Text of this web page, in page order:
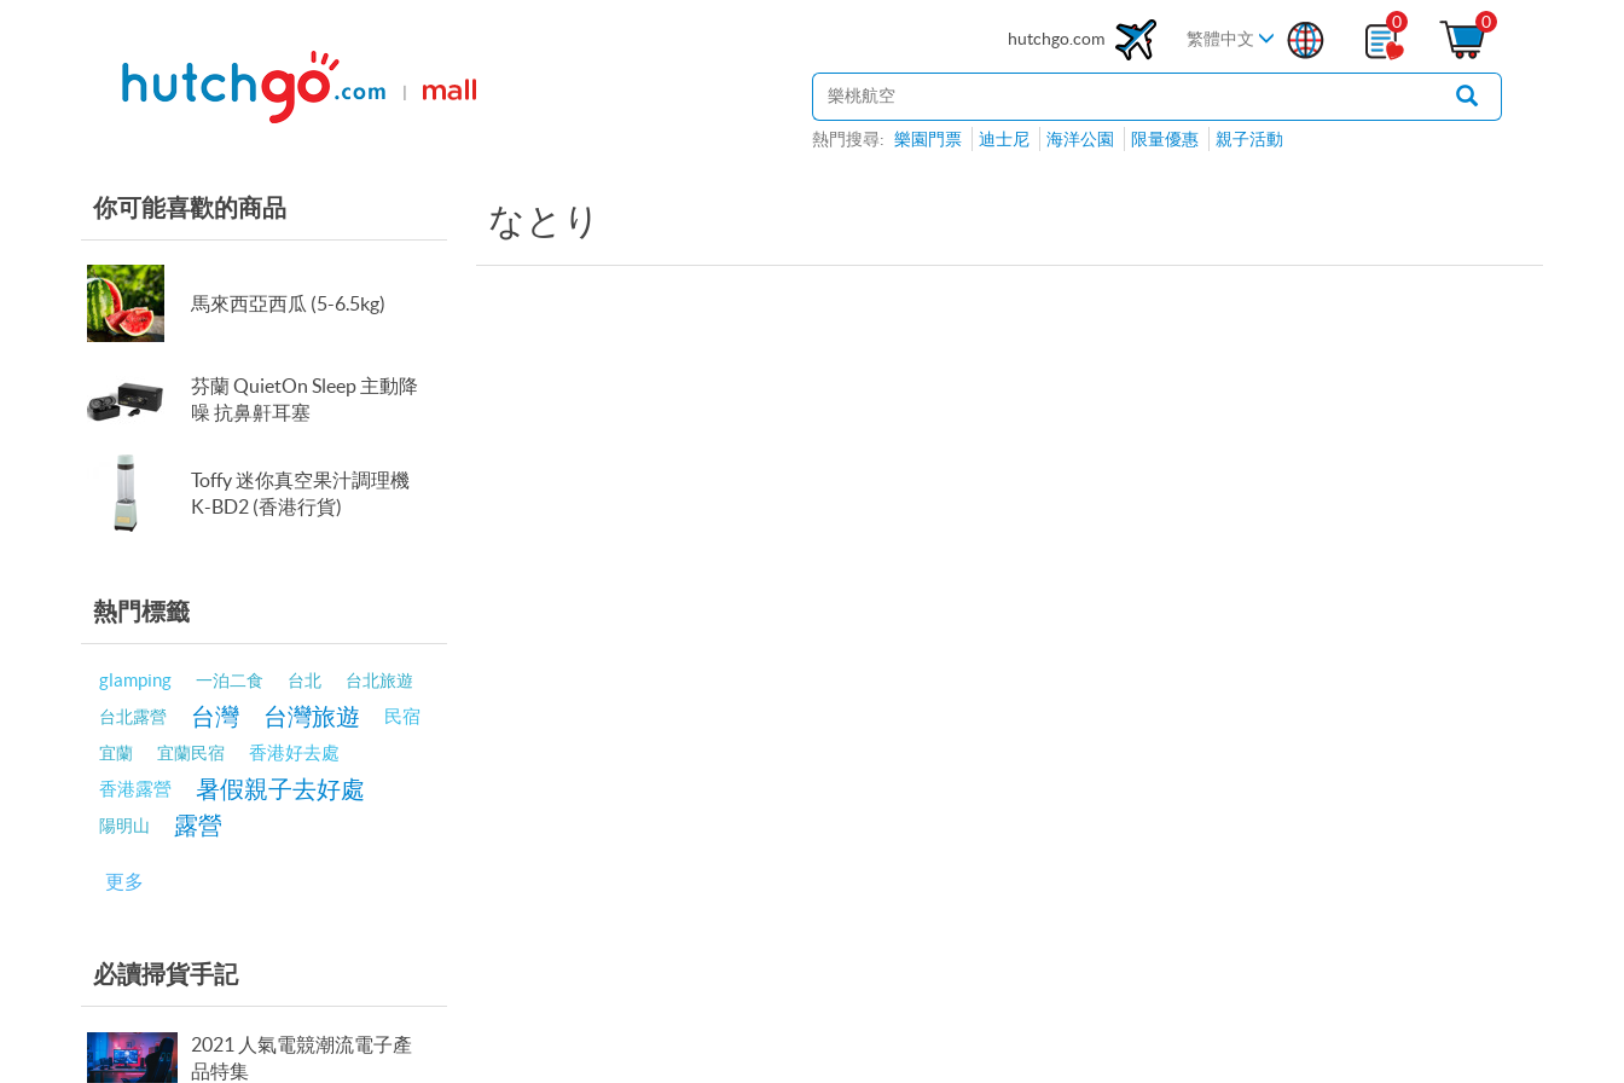
hutchgo.com 繁體中文
0 0
熱門搜尋: 樂園門票 迪士尼 海洋公園 限量優惠 親子活動
なとり
你可能喜歡的商品
馬來西亞西瓜 (5-6.5kg)
芬蘭 QuietOn Sleep 主動降
噪 抗鼻鼾耳塞
Toffy 迷你真空果汁調理機
K-BD2 (香港行貨)
熱門標籤
glamping 一泊二食 台北
台北旅遊
台北露營
台灣 台灣旅遊 民宿
宜蘭 宜蘭民宿
香港好去處
香港露營
暑假親子去好處
陽明山 露營
更多
必讀掃貨手記
2021 人氣電競潮流電子產
品特集